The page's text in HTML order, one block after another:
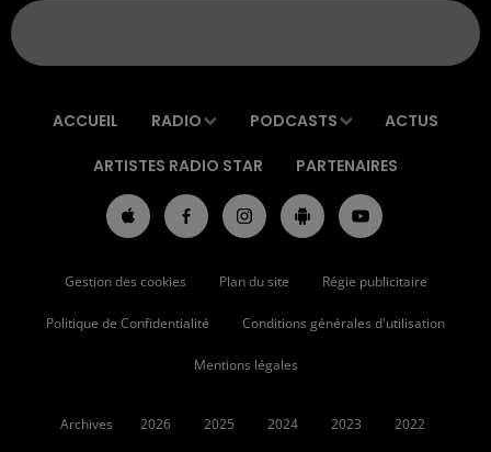
ACCUEIL RADIO PODCASTS ACTUS
ARTISTES RADIO STAR PARTENAIRES
Gestion des cookies Plan du site Régie publicitaire
Politique de Confidentialité Conditions générales d'utilisation
Mentions légales
Archives 2026 2025 2024 2023 2022